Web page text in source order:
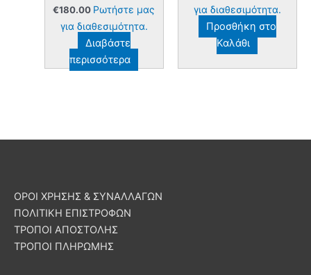
€180.00 Ρωτήστε μας
για διαθεσιμότητα.
Διαβάστε
περισσότερα
για διαθεσιμότητα.
Προσθήκη στο
Καλάθι
ΟΡΟΙ ΧΡΗΣΗΣ & ΣΥΝΑΛΛΑΓΩΝ
ΠΟΛΙΤΙΚΗ ΕΠΙΣΤΡΟΦΩΝ
ΤΡΟΠΟΙ ΑΠΟΣΤΟΛΗΣ
ΤΡΟΠΟΙ ΠΛΗΡΩΜΗΣ